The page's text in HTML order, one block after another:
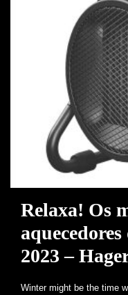
Relaxa! Os
2023 –
Winter might be the time